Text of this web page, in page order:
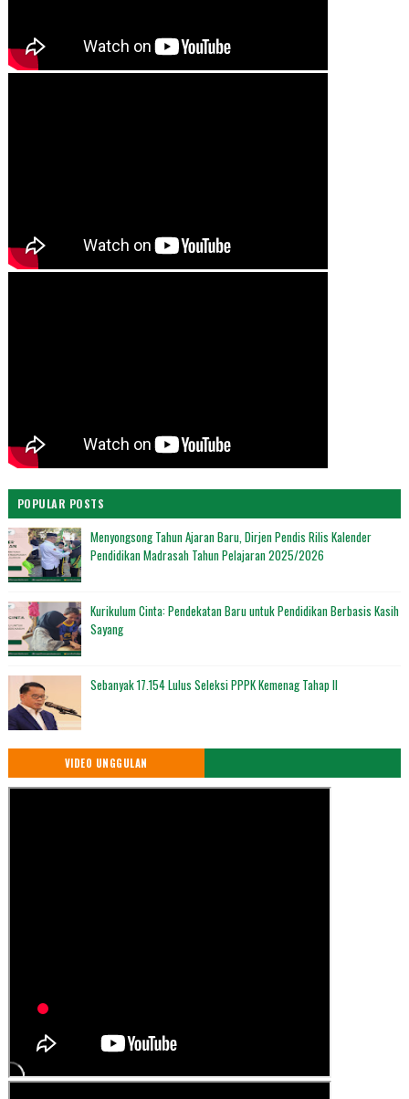
POPULAR POSTS
Menyongsong Tahun Ajaran Baru, Dirjen Pendis Rilis Kalender
Pendidikan Madrasah Tahun Pelajaran 2025/2026
Kurikulum Cinta: Pendekatan Baru untuk Pendidikan Berbasis Kasih
Sayang
Sebanyak 17.154 Lulus Seleksi PPPK Kemenag Tahap II
VIDEO UNGGULAN